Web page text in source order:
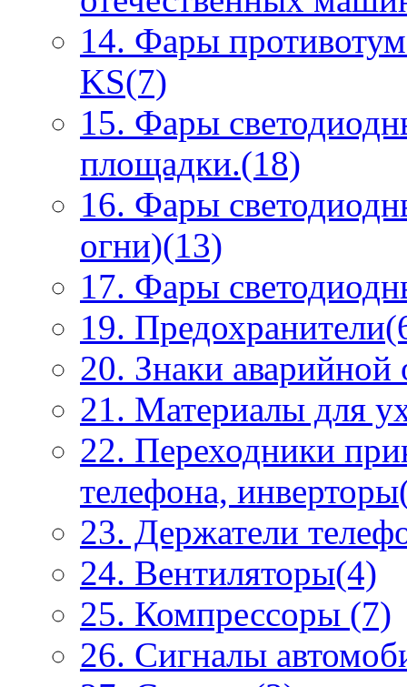
14. Фары
KS(7)
15. Фары
площадки.(18)
16. Фары
огни)(13)
17. Фары
19.
20. Знаки
21. Материалы для
22. Переходники
телефона,
23. Держатели
24. Вентиляторы(4)
25. Компрессоры (7)
26. Сигналы